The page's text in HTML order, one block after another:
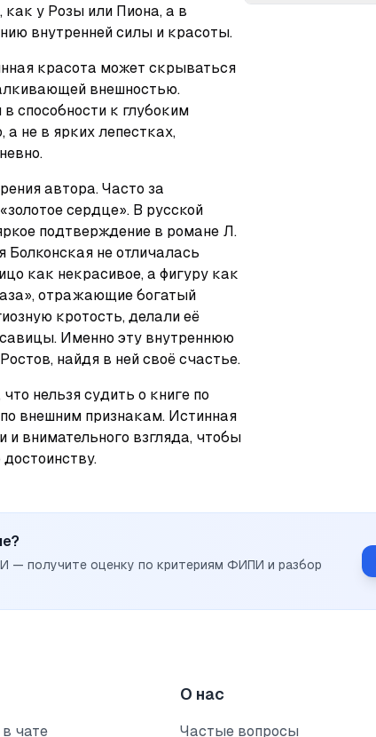
как у Розы или Пиона, а в
внутренней силы и красоты.
красота может скрываться
внешностью.
способности к глубоким
не в ярких лепестках,
автора. Часто за
сердце». В русской
подтверждение в романе Л.
Болконская не отличалась
как некрасивое, а фигуру как
отражающие богатый
кротость, делали её
Именно эту внутреннюю
найдя в ней своё счастье.
нельзя судить о книге по
внешним признакам. Истинная
и внимательного взгляда, чтобы
— получите оценку по критериям ФИПИ и разбор
чате
О нас
Частые вопросы